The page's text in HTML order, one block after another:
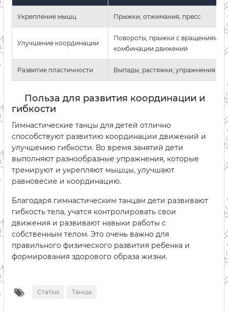
Укрепление мышц Прыжки, отжимания, пресс
Улучшение координации
Повороты, прыжки с вращениями,
комбинации движений
Развитие пластичности Выпады, растяжки, упражнения на
Польза для развития координации и
гибкости
Гимнастические танцы для детей отлично
способствуют развитию координации движений и
улучшению гибкости. Во время занятий дети
выполняют разнообразные упражнения, которые
тренируют и укрепляют мышцы, улучшают
равновесие и координацию.
Благодаря гимнастическим танцам дети развивают
гибкость тела, учатся контролировать свои
движения и развивают навыки работы с
собственным телом. Это очень важно для
правильного физического развития ребенка и
формирования здорового образа жизни.
Статьи Танцы